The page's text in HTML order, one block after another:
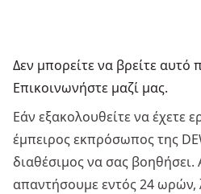
Δεν μπορείτε να βρείτε αυτό
Επικοινωνήστε μαζί μας.
Εάν εξακολουθείτε να έχετε
έμπειρος εκπρόσωπος της
διαθέσιμος να σας
απαντήσουμε εντός 24